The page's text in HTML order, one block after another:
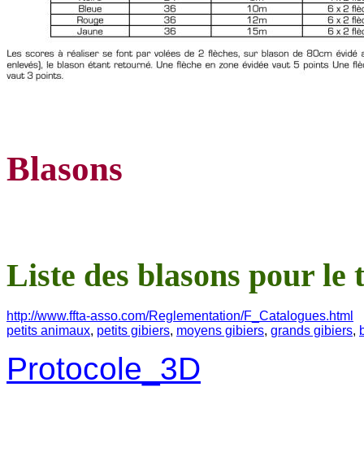
Blasons
Liste des blasons pour le
http://www.ffta-asso.com/Reglementation/F_Catalogues.html
petits animaux, petits gibiers, moyens gibiers, grands gibiers,
Protocole_3D